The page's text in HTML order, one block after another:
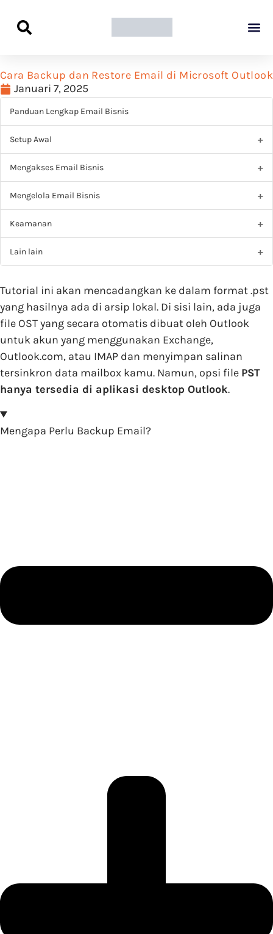
Cara Backup dan Restore Email di Microsoft Outlook
Januari 7, 2025
Panduan Lengkap Email Bisnis
Setup Awal
Mengakses Email Bisnis
Mengelola Email Bisnis
Keamanan
Lain lain
Tutorial ini akan mencadangkan ke dalam format .pst
yang hasilnya ada di arsip lokal. Di sisi lain, ada juga
file OST yang secara otomatis dibuat oleh Outlook
untuk akun yang menggunakan Exchange,
Outlook.com, atau IMAP dan menyimpan salinan
tersinkron data mailbox kamu. Namun, opsi file PST
hanya tersedia di aplikasi desktop Outlook.
Mengapa Perlu Backup Email?